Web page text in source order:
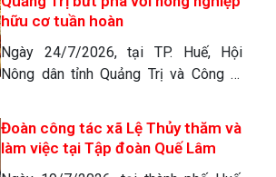
sự tăng trưởng “nóng”, chúng ta đã vô
dụng hóa chất độc hại […]
hữu cơ tuần hoàn
Ngày 24/7/2026, tại TP. Huế, Hội
Nông dân tỉnh Quảng Trị và Công ty
Lâm đã chính thức ký kết thỏa thuận
hợp tác chiến lược giai đoạn 2026 –
2031 về phát triển kinh tế nông nghiệp
Đoàn công tác xã Lệ Thủy thăm và
làm việc tại Tập đoàn Quế Lâm